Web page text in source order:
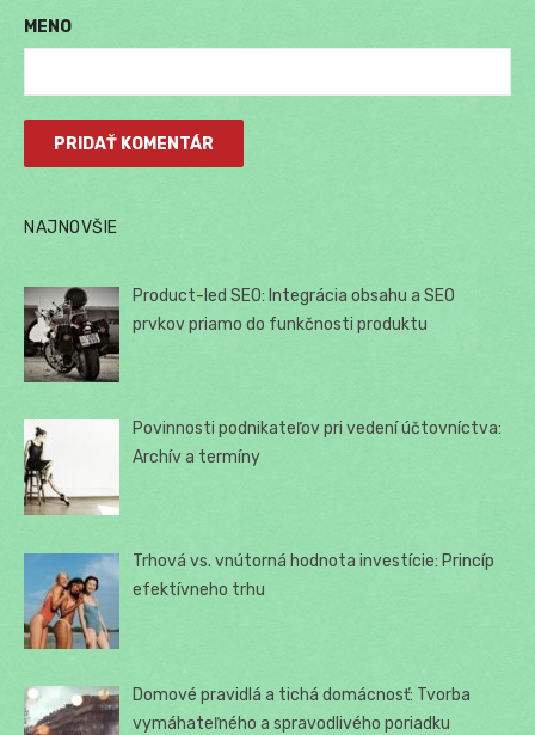
MENO
NAJNOVŠIE
Product-led SEO: Integrácia obsahu a SEO
prvkov priamo do funkčnosti produktu
Povinnosti podnikateľov pri vedení účtovníctva:
Archív a termíny
Trhová vs. vnútorná hodnota investície: Princíp
efektívneho trhu
Domové pravidlá a tichá domácnosť: Tvorba
vymáhateľného a spravodlivého poriadku